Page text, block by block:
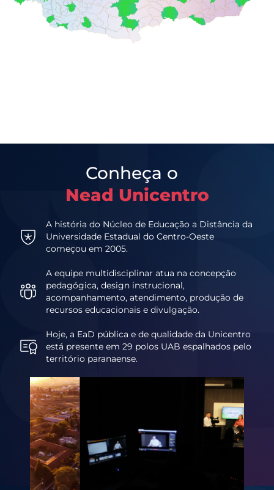
Conheça o
Nead Unicentro
A história do Núcleo de Educação a Distância da
Universidade Estadual do Centro-Oeste
começou em 2005.
A equipe multidisciplinar atua na concepção
pedagógica, design instrucional,
acompanhamento, atendimento, produção de
recursos educacionais e divulgação.
Hoje, a EaD pública e de qualidade da Unicentro
está presente em 29 polos UAB espalhados pelo
território paranaense.